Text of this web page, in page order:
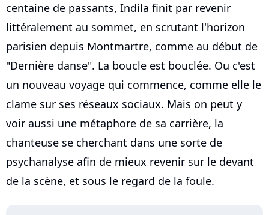
centaine de passants, Indila finit par revenir
littéralement au sommet, en scrutant l'horizon
parisien depuis Montmartre, comme au début de
"Dernière danse". La boucle est bouclée. Ou c'est
un nouveau voyage qui commence, comme elle le
clame sur ses réseaux sociaux. Mais on peut y
voir aussi une métaphore de sa carrière, la
chanteuse se cherchant dans une sorte de
psychanalyse afin de mieux revenir sur le devant
de la scène, et sous le regard de la foule.